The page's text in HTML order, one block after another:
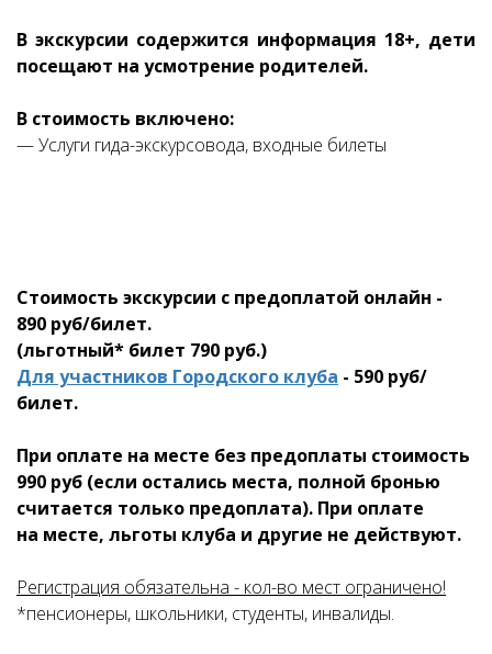
В экскурсии содержится информация 18+, дети
посещают на усмотрение родителей.
В стоимость включено:
— Услуги гида-экскурсовода, входные билеты
Стоимость экскурсии с предоплатой онлайн -
890 руб/билет.
(льготный* билет 790 руб.)
Для участников Городского клуба - 590 руб/
билет.
При оплате на месте без предоплаты стоимость
990 руб (если остались места, полной бронью
считается только предоплата). При оплате
на месте, льготы клуба и другие не действуют.
Регистрация обязательна - кол-во мест ограничено!
*пенсионеры, школьники, студенты, инвалиды.